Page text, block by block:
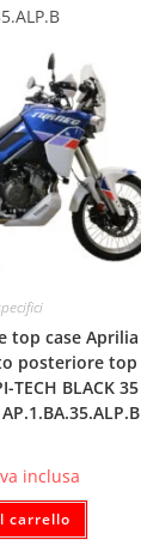
top case Aprilia
posteriore top
TECH BLACK 35
inclusa
carrello